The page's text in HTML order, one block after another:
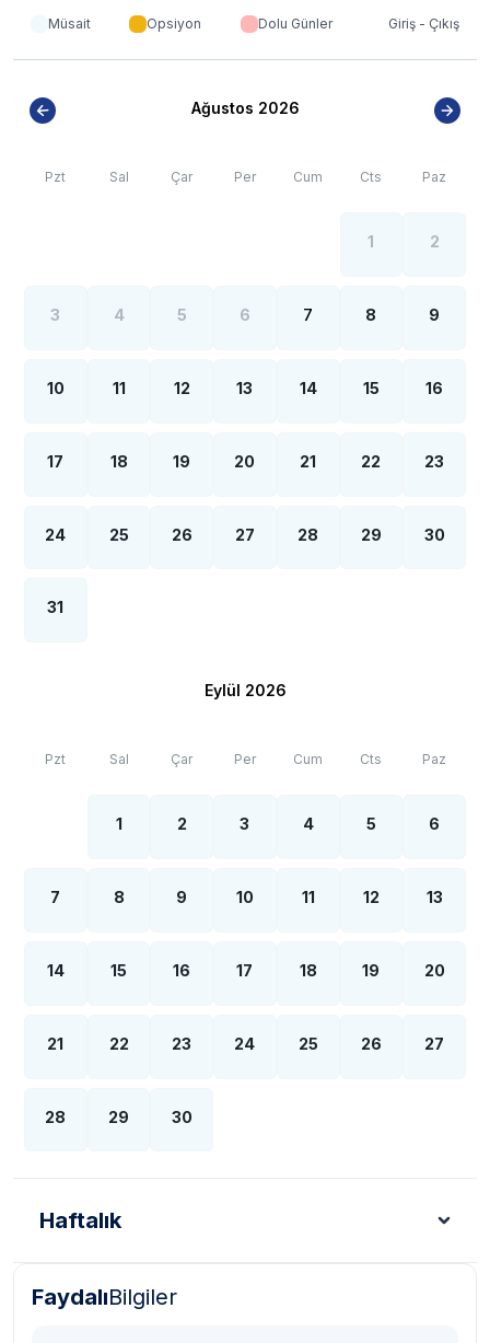
nüfus artışı sebebiyle; bölge genelinde nadiren de olsa
Müsait Opsiyon Dolu Günler Giriş - Çıkış
Ağustos 2026
Pzt Sal Çar Per Cum Cts Paz
1 2
3 4 5 6 7 8 9
10 11 12 13 14 15 16
17 18 19 20 21 22 23
24 25 26 27 28 29 30
31
Eylül 2026
Pzt Sal Çar Per Cum Cts Paz
1 2 3 4 5 6
7 8 9 10 11 12 13
14 15 16 17 18 19 20
21 22 23 24 25 26 27
28 29 30
Haftalık
Türk Lirası - TL
FaydalıBilgiler